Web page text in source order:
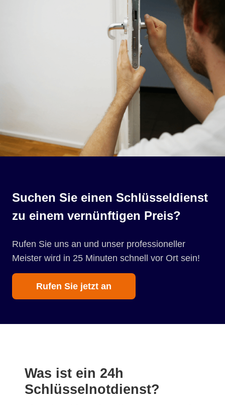
Suchen Sie einen Schlüsseldienst
zu einem vernünftigen Preis?
Rufen Sie uns an und unser professioneller
Meister wird in 25 Minuten schnell vor Ort sein!
Rufen Sie jetzt an
Was ist ein 24h
Schlüsselnotdienst?